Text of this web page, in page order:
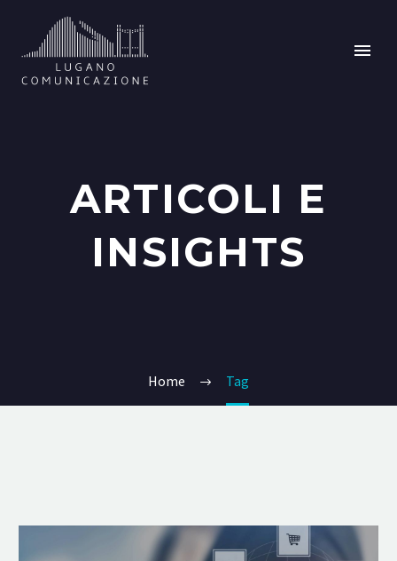
ARTICOLI E
INSIGHTS
Home Tag